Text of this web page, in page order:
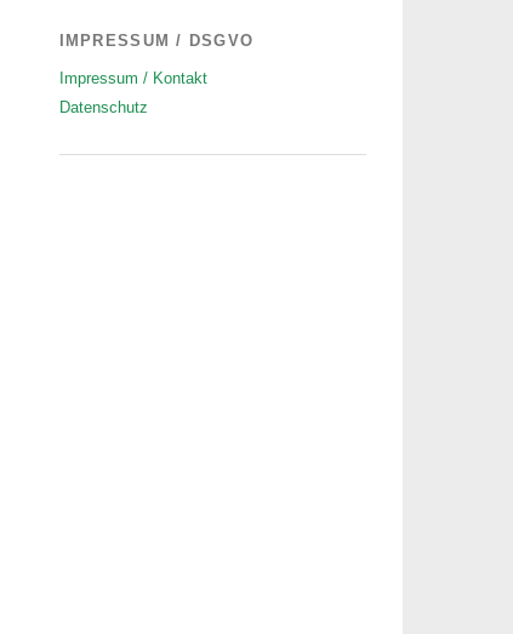
IMPRESSUM / DSGVO
Impressum / Kontakt
Datenschutz